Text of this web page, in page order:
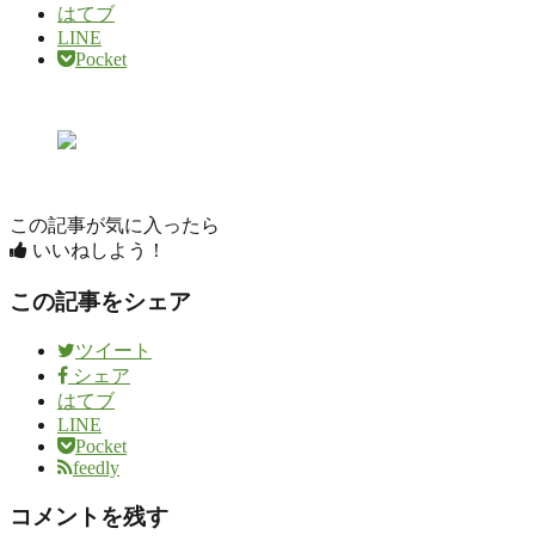
はてブ
LINE
Pocket
この記事が気に入ったら
いいねしよう！
この記事をシェア
ツイート
シェア
はてブ
LINE
Pocket
feedly
コメントを残す